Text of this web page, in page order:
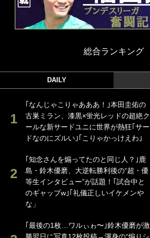
総合ランキング
DAILY
｢なんじゃこりゃあああ！｣本田圭佑の
古巣ミラン、漆黒×蛍光レッドの超絶ク
ールな新サードユニに世界が熱狂｢サー
ドなのにズルい｣｢こりゃかっけえわ｣
｢知念さんを煽ってたのと同じ人？｣鹿
島・鈴木優磨、大逆転勝利後の“超・優
等生インタビュー”が話題！｢試合中と
のギャップw｣｢礼儀正しいイケメンや
な」
｢最後の1枚…ワルぃゎ〜｣鈴木優磨が激